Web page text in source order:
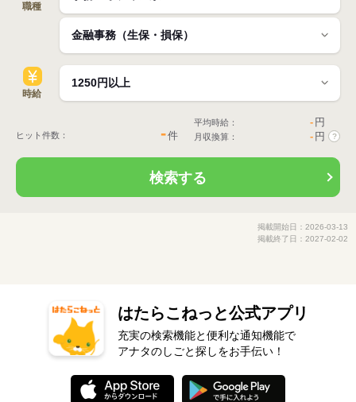
職種
時給
ヒット件数： -件
平均時給： - 円
月収換算： - 円 ?
検索する
掲載開始日：2026-03-13
掲載終了日：2027-02-02
はたらこねっと公式アプリ
充実の検索機能と便利な通知機能で
アナタのしごと探しをお手伝い！